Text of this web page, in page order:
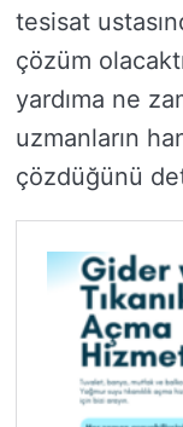
tesisat
çözüm
yardıma ne
uzmanların
çözdüğünü